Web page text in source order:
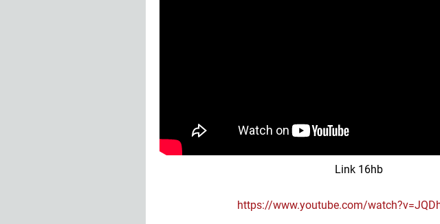
Link 16hb
https://www.youtube.com/